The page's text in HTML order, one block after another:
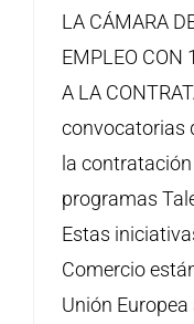
LA CÁMARA
EMPLEO CON
A LA
convocatorias
la
programas
Estas
Comercio
Unión Europea